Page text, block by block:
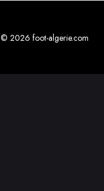
© 2026 foot-algerie.com